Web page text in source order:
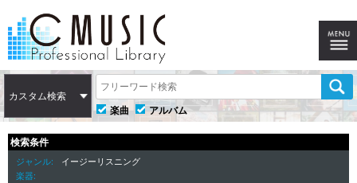
カスタム検索
楽曲
アルバム
検索条件
ジャンル
イージーリスニング
楽器